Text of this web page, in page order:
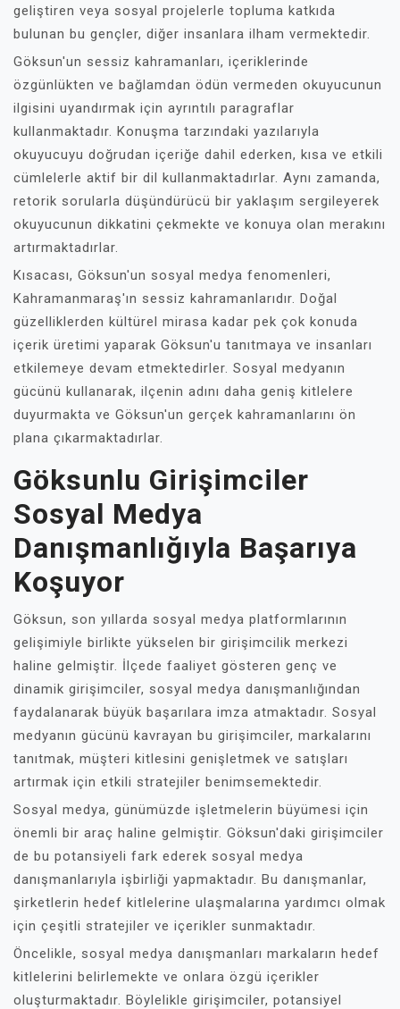
geliştiren veya sosyal projelerle topluma katkıda
bulunan bu gençler, diğer insanlara ilham vermektedir.
Göksun'un sessiz kahramanları, içeriklerinde
özgünlükten ve bağlamdan ödün vermeden okuyucunun
ilgisini uyandırmak için ayrıntılı paragraflar
kullanmaktadır. Konuşma tarzındaki yazılarıyla
okuyucuyu doğrudan içeriğe dahil ederken, kısa ve etkili
cümlelerle aktif bir dil kullanmaktadırlar. Aynı zamanda,
retorik sorularla düşündürücü bir yaklaşım sergileyerek
okuyucunun dikkatini çekmekte ve konuya olan merakını
artırmaktadırlar.
Kısacası, Göksun'un sosyal medya fenomenleri,
Kahramanmaraş'ın sessiz kahramanlarıdır. Doğal
güzelliklerden kültürel mirasa kadar pek çok konuda
içerik üretimi yaparak Göksun'u tanıtmaya ve insanları
etkilemeye devam etmektedirler. Sosyal medyanın
gücünü kullanarak, ilçenin adını daha geniş kitlelere
duyurmakta ve Göksun'un gerçek kahramanlarını ön
plana çıkarmaktadırlar.
Göksunlu Girişimciler
Sosyal Medya
Danışmanlığıyla Başarıya
Koşuyor
Göksun, son yıllarda sosyal medya platformlarının
gelişimiyle birlikte yükselen bir girişimcilik merkezi
haline gelmiştir. İlçede faaliyet gösteren genç ve
dinamik girişimciler, sosyal medya danışmanlığından
faydalanarak büyük başarılara imza atmaktadır. Sosyal
medyanın gücünü kavrayan bu girişimciler, markalarını
tanıtmak, müşteri kitlesini genişletmek ve satışları
artırmak için etkili stratejiler benimsemektedir.
Sosyal medya, günümüzde işletmelerin büyümesi için
önemli bir araç haline gelmiştir. Göksun'daki girişimciler
de bu potansiyeli fark ederek sosyal medya
danışmanlarıyla işbirliği yapmaktadır. Bu danışmanlar,
şirketlerin hedef kitlelerine ulaşmalarına yardımcı olmak
için çeşitli stratejiler ve içerikler sunmaktadır.
Öncelikle, sosyal medya danışmanları markaların hedef
kitlelerini belirlemekte ve onlara özgü içerikler
oluşturmaktadır. Böylelikle girişimciler, potansiyel